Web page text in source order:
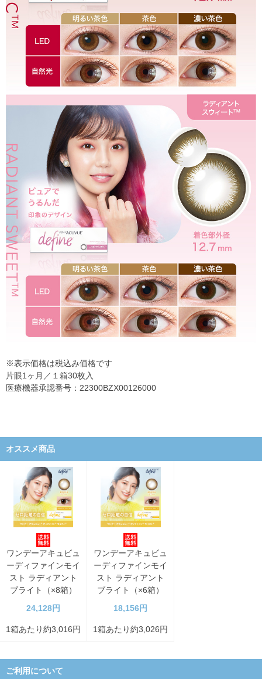
※表示価格は税込み価格です
片眼1ヶ月／１箱30枚入
医療機器承認番号：22300BZX00126000
オススメ商品
ワンデーアキュビュ
ーディファインモイ
スト ラディアント
ブライト（×8箱）
24,128円
1箱あたり約3,016円
ワンデーアキュビュ
ーディファインモイ
スト ラディアント
ブライト（×6箱）
18,156円
1箱あたり約3,026円
ご利用について